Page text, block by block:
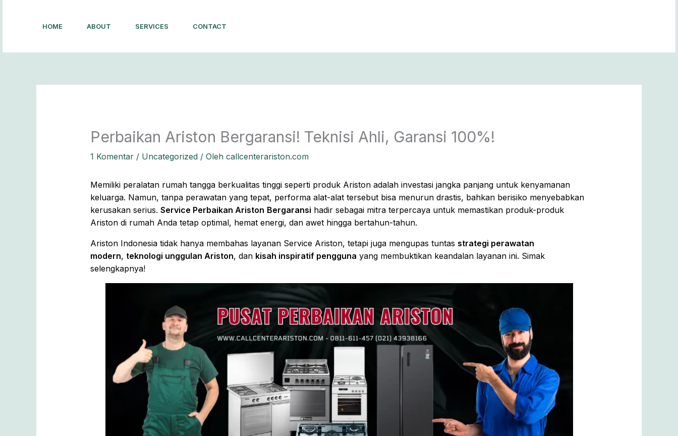
HOME ABOUT SERVICES CONTACT
Perbaikan Ariston Bergaransi! Teknisi Ahli, Garansi 100%!
1 Komentar / Uncategorized/ Oleh callcenterariston.com
Memiliki peralatan rumah tangga berkualitas tinggi seperti produk Ariston adalah investasi jangka panjang untuk kenyamanan
keluarga. Namun, tanpa perawatan yang tepat, performa alat-alat tersebut bisa menurun drastis, bahkan berisiko menyebabkan
kerusakan serius. Service Perbaikan Ariston Bergaransi hadir sebagai mitra terpercaya untuk memastikan produk-produk
Ariston di rumah Anda tetap optimal, hemat energi, dan awet hingga bertahun-tahun.
Ariston Indonesia tidak hanya membahas layanan Service Ariston, tetapi juga mengupas tuntas strategi perawatan
modern, teknologi unggulan Ariston, dan kisah inspiratif pengguna yang membuktikan keandalan layanan ini. Simak
selengkapnya!